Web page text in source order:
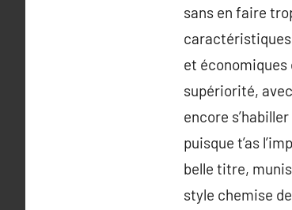
sans en faire
caractéristiques
et économiques
supériorité,
encore
puisque t’as
belle titre,
style chemise